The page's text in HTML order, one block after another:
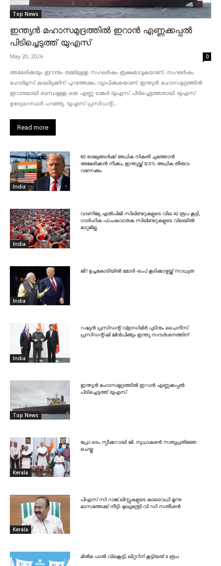
Top News
ഇന്ത്യൻ മഹാസമുദ്രത്തിൽ ഇറാൻ എണ്ണക്കപ്പൽ
പിടിച്ചെടുത്ത് യുഎസ്
May 20, 2026 0
അമേരിക്കയും ഇറാനും തമ്മിലുള്ള സംഘർഷം രൂക്ഷമാവുകയാണ്. സംഘർഷം
ഹോർമുസ് കടലിടുക്കിന് പുറത്തേക്കും വ്യാപിക്കുകയാണ്. ഇന്ത്യൻ മഹാസമുദ്രത്തിൽ
ഇറാനുമായി ബന്ധമുള്ള ഒരു എണ്ണ ടാങ്കർ യുഎസ് പിടിച്ചെടുത്തതായി യുഎസ്
ഉദ്യോഗസ്ഥർ പറഞ്ഞു. യുഎസ് പ്രസിഡന്റ്...
Read more
India
60 രാജ്യങ്ങൾക്ക് അധിക നികുതി ചുമത്താൻ
അമേരിക്കൻ നീക്കം, ഇന്ത്യയ്ക്ക് 12.5% അധിക തീരുവ
വന്നേക്കും
India
വാണിജ്യ എൽപിജി സിലിണ്ടറുകളുടെ വില 42 രൂപ കൂട്ടി,
ഗാർഹിക പാചകവാതക സിലിണ്ടറുകളുടെ വിലയിൽ
മാറ്റമില്ല
India
ജി7 ഉച്ചകോടിയിൽ മോദി-ട്രംപ് കൂടിക്കാഴ്ചയ്ക്ക് സാധ്യത
India
റഷ്യൻ പ്രസിഡന്റ് വ്‌ളാഡിമിർ പുടിനും ചൈനീസ്
പ്രസിഡന്റ്ഷി ജിൻപിങ്ങും ഇന്ത്യ സന്ദർശനത്തിന്
Top News
ഇന്ത്യൻ മഹാസമുദ്രത്തിൽ ഇറാൻ എണ്ണക്കപ്പൽ
പിടിച്ചെടുത്ത് യുഎസ്
Kerala
പ്രോ ടെം സ്പീക്കറായി ജി. സുധാകരൻ സത്യപ്രതിജ്ഞ
ചെയ്തു
Kerala
പിഎസ് സി റാങ്ക് ലിസ്റ്റുകളുടെ കാലാവധി മൂന്നു
മാസത്തേക്ക് നീട്ടി: മുഖ്യമന്ത്രി വി ഡി സതീശൻ
മിൽമ പാൽ വിലകൂട്ടി; ലിറ്ററിന് കൂട്ടിയത് 4 രൂപ